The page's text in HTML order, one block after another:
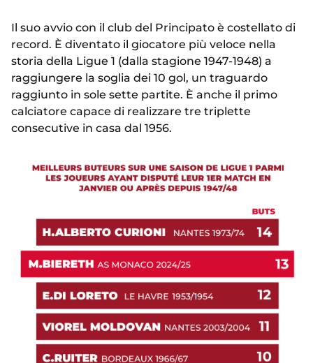
Il suo avvio con il club del Principato è costellato di
record. È diventato il giocatore più veloce nella
storia della Ligue 1 (dalla stagione 1947-1948) a
raggiungere la soglia dei 10 gol, un traguardo
raggiunto in sole sette partite. È anche il primo
calciatore capace di realizzare tre triplette
consecutive in casa dal 1956.